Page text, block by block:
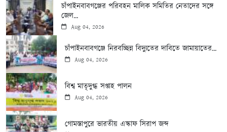
চাঁপাইনবাবগঞ্জের পরিবহন মালিক সমিতির নেতাদের সঙ্গে
জেল...
Aug 04, 2026
চাঁপাইনবাবগঞ্জে নিরবচ্ছিন্ন বিদ্যুতের দাবিতে জামায়াতের...
Aug 04, 2026
বিশ্ব মাতৃদুগ্ধ সপ্তাহ পালন
Aug 04, 2026
গোমস্তাপুরে ভারতীয় এস্কাফ সিরাপ জব্দ